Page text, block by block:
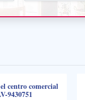
centro comercial
9430751